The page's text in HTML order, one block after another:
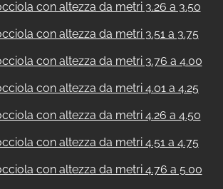
con altezza da metri 3.26 a 3.50
con altezza da metri 3.51 a 3.75
con altezza da metri 3.76 a 4.00
con altezza da metri 4.01 a 4.25
con altezza da metri 4.26 a 4.50
con altezza da metri 4.51 a 4.75
con altezza da metri 4.76 a 5.00